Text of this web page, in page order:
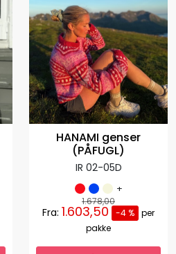
HANAMI genser
(PÅFUGL)
IR 02-05D
+
1.678,00
Fra: 1.603,50 -4 % per
pakke